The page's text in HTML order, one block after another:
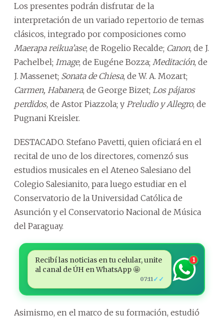
Los presentes podrán disfrutar de la
interpretación de un variado repertorio de temas
clásicos, integrado por composiciones como
Maerapa reikua’ase, de Rogelio Recalde; Canon, de J.
Pachelbel; Image, de Eugéne Bozza; Meditación, de
J. Massenet; Sonata de Chiesa, de W. A. Mozart;
Carmen, Habanera, de George Bizet; Los pájaros
perdidos, de Astor Piazzola; y Preludio y Allegro, de
Pugnani Kreisler.
DESTACADO. Stefano Pavetti, quien oficiará en el
recital de uno de los directores, comenzó sus
estudios musicales en el Ateneo Salesiano del
Colegio Salesianito, para luego estudiar en el
Conservatorio de la Universidad Católica de
Asunción y el Conservatorio Nacional de Música
del Paraguay.
Recibí las noticias en tu celular, unite
al canal de ÚH en WhatsApp 🤩
07:11✓✓
1
Asimismo, en el marco de su formación, estudió